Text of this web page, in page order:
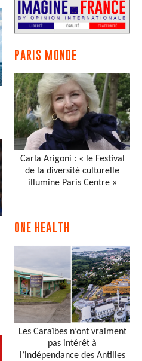
PARIS MONDE
Carla Arigoni : « le Festival
de la diversité culturelle
illumine Paris Centre »
ONE HEALTH
Les Caraïbes n’ont vraiment
pas intérêt à
l’indépendance des Antilles